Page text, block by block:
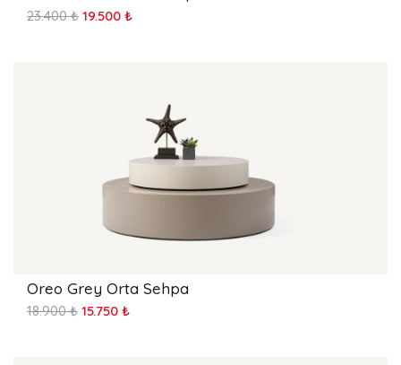
23.400 ₺ 19.500 ₺
Oreo Grey Orta Sehpa
18.900 ₺ 15.750 ₺